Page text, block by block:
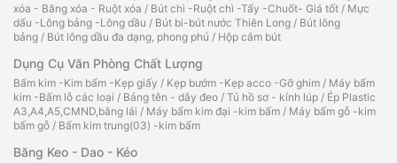
xóa - Băng xóa - Ruột xóa / Bút chì -Ruột chì -Tẩy -Chuốt- Giá tốt / Mực
dấu -Lông bảng -Lông dầu / Bút bi-bút nước Thiên Long / Bút lông
bảng / Bút lông dầu đa dạng, phong phú / Hộp cắm bút
Dụng Cụ Văn Phòng Chất Lượng
Bấm kim -Kim bấm -Kẹp giấy / Kẹp bướm -Kẹp acco -Gỡ ghim / Máy bấm
kim -Bấm lỗ các loại / Bảng tên - dây đeo / Tủ hồ sơ - kính lúp / Ép Plastic
A3,A4,A5,CMND,bằng lái / Máy bấm kim đại -kim bấm / Máy bấm gỗ -kim
bấm gỗ / Bấm kim trung(03) -kim bấm
Băng Keo - Dao - Kéo